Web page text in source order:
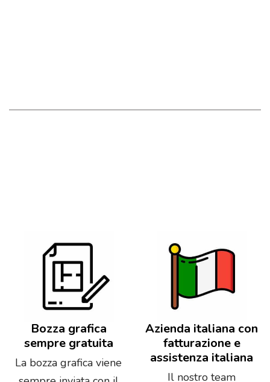
Bozza grafica
sempre gratuita
La bozza grafica viene
Azienda italiana con
fatturazione e
assistenza italiana
Il nostro team